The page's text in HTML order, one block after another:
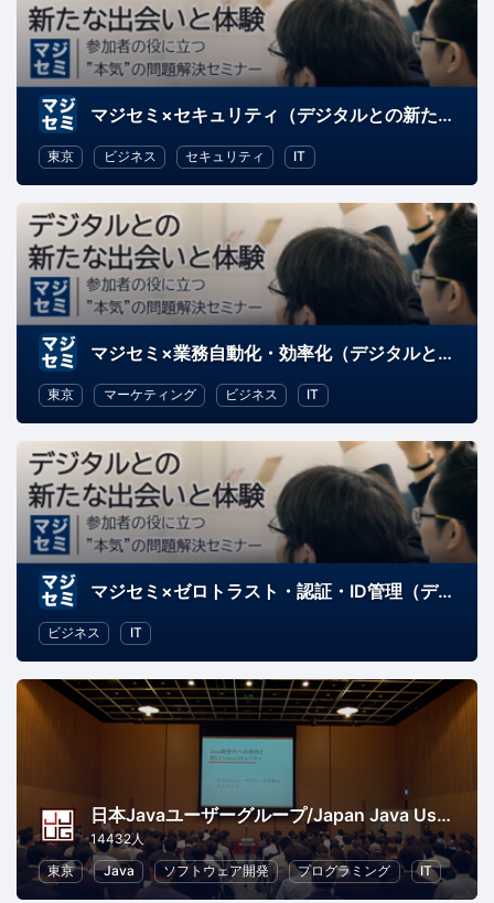
マジセミ×セキュリティ（デジタルとの新たな出会いと体験）
東京 ビジネス セキュリティ IT
マジセミ×業務自動化・効率化（デジタルとの新たな出会いと体験）
東京 マーケティング ビジネス IT
マジセミ×ゼロトラスト・認証・ID管理（デジタルとの新たな出会いと体験）
ビジネス IT
日本Javaユーザーグループ/Japan Java User Group
14432人
東京
Java ソフトウェア開発 プログラミング IT